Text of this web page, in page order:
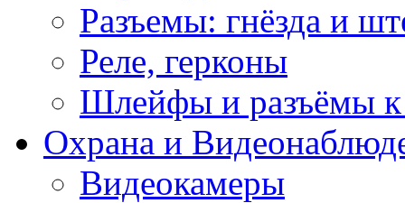
Разъемы: гнёзда и
Реле, герконы
Шлейфы и разъёмы
Охрана и
Видеокамеры